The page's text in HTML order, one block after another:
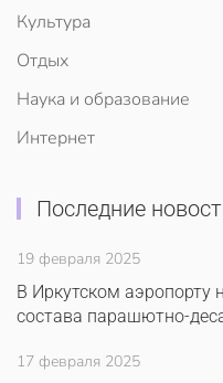
Культура
Отдых
Наука и образование
Интернет
Последние
19 февраля 2025
В Иркутском аэропорту
состава парашютно-
17 февраля 2025